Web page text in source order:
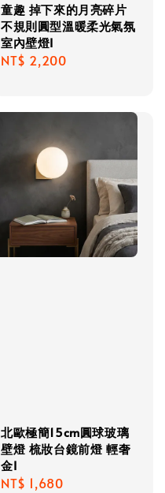
童趣 掉下來的月亮碎片
不規則圓型溫暖柔光氣氛
室內壁燈I
Regular
NT$ 2,200
北歐極簡15cm圓球玻璃
壁燈 梳妝台鏡前燈 輕奢
金I
Regular
NT$ 1,680